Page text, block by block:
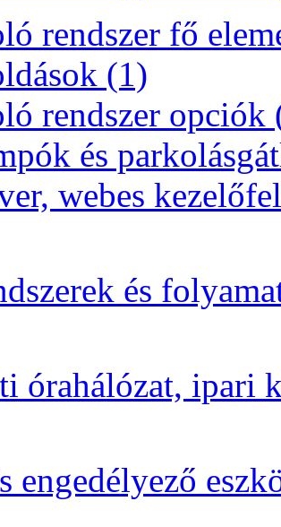
rendszer fő
(1)
rendszer opciók
és
webes
és
órahálózat, ipari
engedélyező